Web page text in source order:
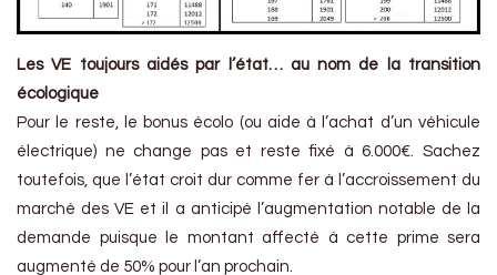
Les VE toujours aidés par l’état… au nom de la transition
écologique
Pour le reste, le bonus écolo (ou aide à l’achat d’un véhicule
électrique) ne change pas et reste fixé à 6.000€. Sachez
toutefois, que l’état croit dur comme fer à l’accroissement du
marché des VE et il a anticipé l’augmentation notable de la
demande puisque le montant affecté à cette prime sera
augmenté de 50% pour l’an prochain.